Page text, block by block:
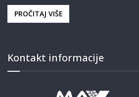
PROČITAJ VIŠE
Kontakt informacije